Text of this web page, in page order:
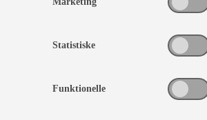
Statistiske
Funktionelle